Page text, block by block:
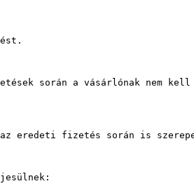
során a vásárlónak nem
az eredeti fizetés során is